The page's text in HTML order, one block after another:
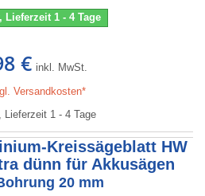
Lieferzeit 1 - 4 Tage
€ inkl. MwSt.
Versandkosten*
Lieferzeit 1 - 4 Tage
Kreissägeblatt HW
dünn für Akkusägen
20 mm